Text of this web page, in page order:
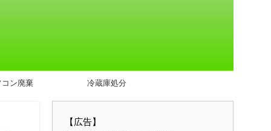
コン廃棄 冷蔵庫処分
【広告】